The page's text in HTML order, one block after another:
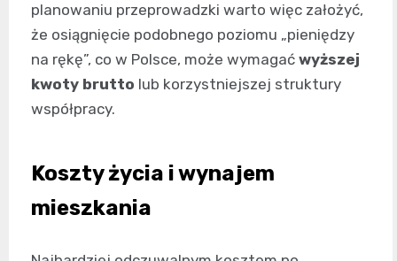
planowaniu przeprowadzki warto więc założyć,
że osiągnięcie podobnego poziomu „pieniędzy
na rękę”, co w Polsce, może wymagać wyższej
kwoty brutto lub korzystniejszej struktury
współpracy.
Koszty życia i wynajem
mieszkania